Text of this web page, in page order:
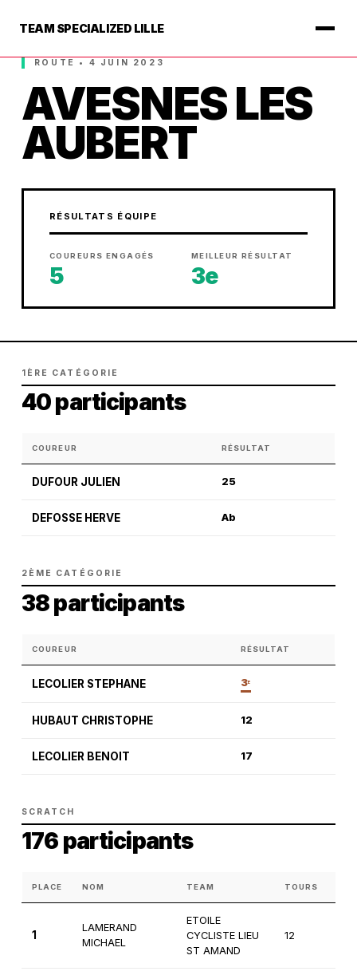
TEAM SPECIALIZED LILLE
ROUTE • 4 JUIN 2023
AVESNES LES
AUBERT
RÉSULTATS ÉQUIPE
COUREURS ENGAGÉS
5
MEILLEUR RÉSULTAT
3e
1ÈRE CATÉGORIE
40 participants
COUREUR RÉSULTAT
DUFOUR JULIEN 25
DEFOSSE HERVE Ab
2ÈME CATÉGORIE
38 participants
COUREUR RÉSULTAT
LECOLIER STEPHANE 3E
HUBAUT CHRISTOPHE 12
LECOLIER BENOIT 17
SCRATCH
176 participants
PLACE NOM TEAM TOURS
1
LAMERAND
MICHAEL
ETOILE
CYCLISTE LIEU
ST AMAND
12